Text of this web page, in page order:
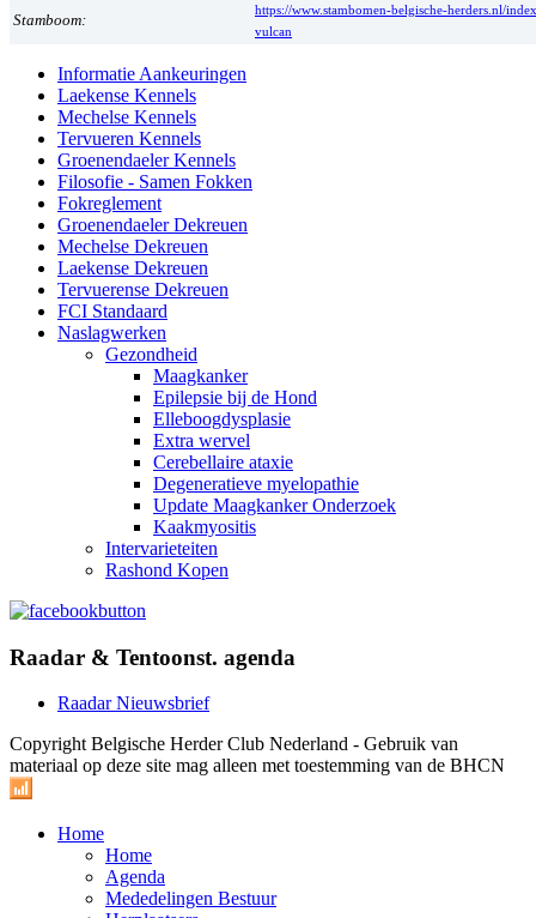
Stamboom:
https://www.stambomen-belgische-herders.nl/
vulcan
Informatie Aankeuringen
Laekense Kennels
Mechelse Kennels
Tervueren Kennels
Groenendaeler Kennels
Filosofie - Samen Fokken
Fokreglement
Groenendaeler Dekreuen
Mechelse Dekreuen
Laekense Dekreuen
Tervuerense Dekreuen
FCI Standaard
Naslagwerken
Gezondheid
Maagkanker
Epilepsie bij de Hond
Elleboogdysplasie
Extra wervel
Cerebellaire ataxie
Degeneratieve myelopathie
Update Maagkanker Onderzoek
Kaakmyositis
Intervarieteiten
Rashond Kopen
Raadar & Tentoonst. agenda
Raadar Nieuwsbrief
Copyright Belgische Herder Club Nederland - Gebruik van
materiaal op deze site mag alleen met toestemming van de BHCN
Home
Home
Agenda
Mededelingen Bestuur